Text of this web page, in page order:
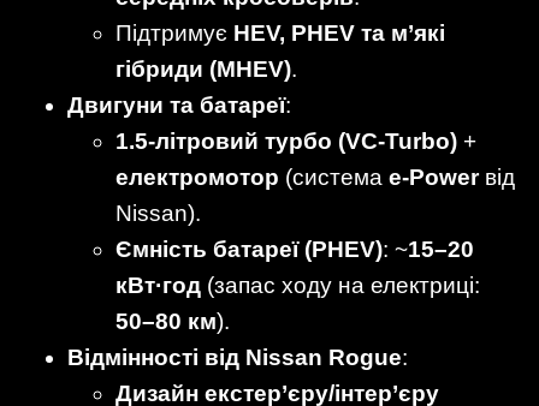
Підтримує HEV, PHEV та м’які
гібриди (MHEV).
Двигуни та батареї:
1.5-літровий турбо (VC-Turbo) +
електромотор (система e-Powerвід
Nissan).
Ємність батареї (PHEV): ~15–20
кВт·год (запас ходу на електриці:
50–80 км).
Відмінності від Nissan Rogue:
Дизайн екстер’єру/інтер’єру